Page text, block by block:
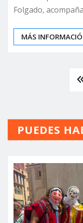
Folgado,
MÁS
PUEDES